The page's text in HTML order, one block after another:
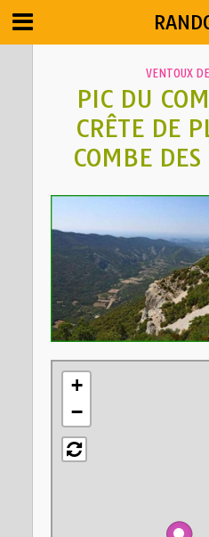
VENTOUX
PIC DU
CRÊTE DE
COMBE DES
+
−